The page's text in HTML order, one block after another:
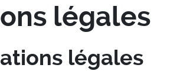
légales
légales